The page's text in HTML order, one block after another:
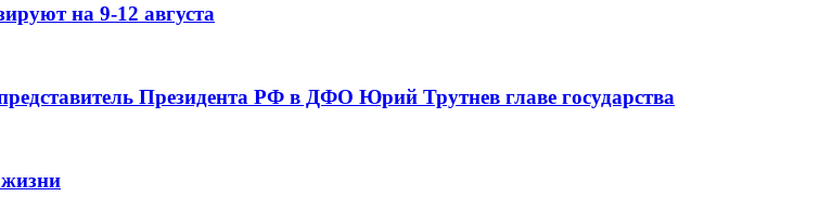
на 9-12 августа
Президента РФ в ДФО Юрий Трутнев главе государства